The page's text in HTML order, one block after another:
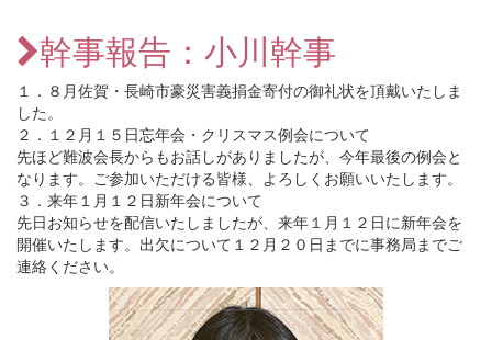
幹事報告：小川幹事
１．８月佐賀・長崎市豪災害義捐金寄付の御礼状を頂戴いたしま
した。
２．１２月１５日忘年会・クリスマス例会について
先ほど難波会長からもお話しがありましたが、今年最後の例会と
なります。ご参加いただける皆様、よろしくお願いいたします。
３．来年１月１２日新年会について
先日お知らせを配信いたしましたが、来年１月１２日に新年会を
開催いたします。出欠について１２月２０日までに事務局までご
連絡ください。